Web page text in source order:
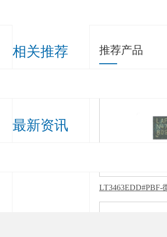
推荐产品
相关推荐
最新资讯